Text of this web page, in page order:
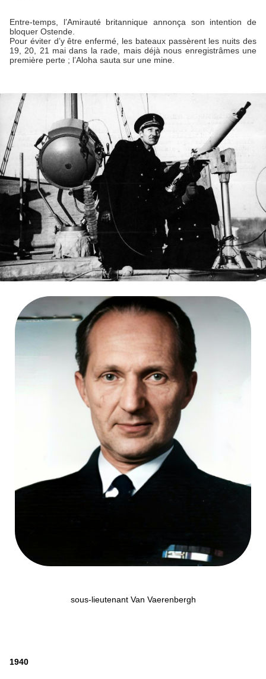
Entre-temps, l’Amirauté britannique annonça son intention de
bloquer Ostende.
Pour éviter d’y être enfermé, les bateaux passèrent les nuits des
19, 20, 21 mai dans la rade, mais déjà nous enregistrâmes une
première perte ; l’Aloha sauta sur une mine.
sous-lieutenant Van Vaerenbergh
1940